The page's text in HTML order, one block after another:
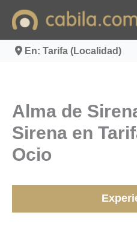
contenido
En: Tarifa (Localidad)
Alma de
Sirena en
Ocio